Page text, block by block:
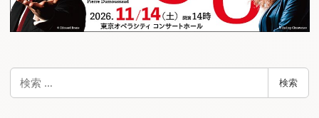
検
検索